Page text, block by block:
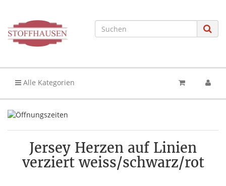
Alle Kategorien
Jersey Herzen auf Linien
verziert weiss/schwarz/rot